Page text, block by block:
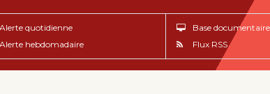
Alerte quotidienne
Alerte hebdomadaire
Base documentaire
Flux RSS